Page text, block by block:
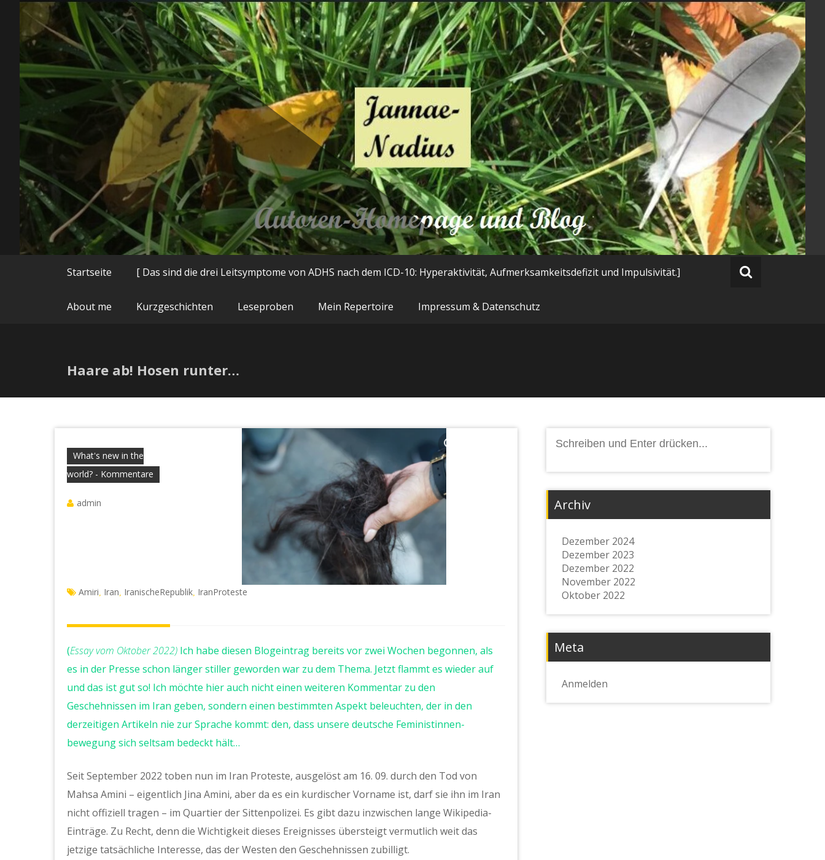
Zum
springen
Autorenhomepage und Blog
Startseite [ Das sind die drei Leitsymptome von ADHS nach dem ICD-10: Hyperaktivität, Aufmerksamkeitsdefizit und Impulsivität.]
About me Kurzgeschichten Leseproben Mein Repertoire Impressum & Datenschutz
Haare ab! Hosen runter…
What's new in the
world? - Kommentare
admin
Amiri Iran IranischeRepublik IranProteste
(Essay vom Oktober 2022) Ich habe diesen Blogeintrag bereits vor zwei Wochen begonnen, als
es in der Presse schon länger stiller geworden war zu dem Thema. Jetzt flammt es wieder auf
und das ist gut so! Ich möchte hier auch nicht einen weiteren Kommentar zu den
Geschehnissen im Iran geben, sondern einen bestimmten Aspekt beleuchten, der in den
derzeitigen Artikeln nie zur Sprache kommt: den, dass unsere deutsche Feministinnen-
bewegung sich seltsam bedeckt hält…
Seit September 2022 toben nun im Iran Proteste, ausgelöst am 16. 09. durch den Tod von
Mahsa Amini – eigentlich Jina Amini, aber da es ein kurdischer Vorname ist, darf sie ihn im Iran
nicht offiziell tragen – im Quartier der Sittenpolizei. Es gibt dazu inzwischen lange Wikipedia-
Einträge. Zu Recht, denn die Wichtigkeit dieses Ereignisses übersteigt vermutlich weit das
jetzige tatsächliche Interesse, das der Westen den Geschehnissen zubilligt.
nach:
Archiv
Dezember 2024
Dezember 2023
Dezember 2022
November 2022
Oktober 2022
Meta
Anmelden